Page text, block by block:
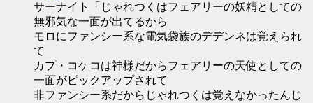
サーナイト「じゃれつくはフェアリーの妖精としての
無邪気な一面が出てるから
モロにファンシー系な電気袋族のデデンネは覚えられ
て
カプ・コケコは神様だからフェアリーの天使としての
一面がピックアップされて
非ファンシー系だからじゃれつくは覚えなかったんじ